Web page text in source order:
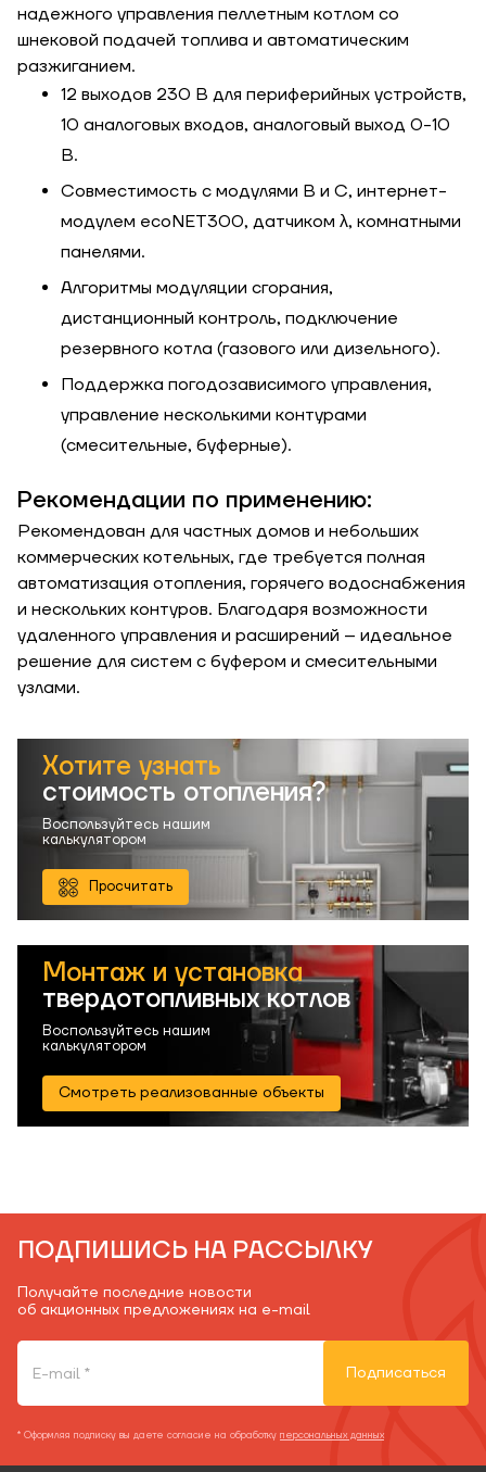
надежного управления пеллетным котлом со
шнековой подачей топлива и автоматическим
разжиганием.
12 выходов 230 В для периферийных устройств,
10 аналоговых входов, аналоговый выход 0-10
В.
Совместимость с модулями B и C, интернет-
модулем ecoNET300, датчиком λ, комнатными
панелями.
Алгоритмы модуляции сгорания,
дистанционный контроль, подключение
резервного котла (газового или дизельного).
Поддержка погодозависимого управления,
управление несколькими контурами
(смесительные, буферные).
Рекомендации по применению:
Рекомендован для частных домов и небольших
коммерческих котельных, где требуется полная
автоматизация отопления, горячего водоснабжения
и нескольких контуров. Благодаря возможности
удаленного управления и расширений – идеальное
решение для систем с буфером и смесительными
узлами.
Хотите узнать
стоимость отопления?
Воспользуйтесь нашим
калькулятором
Просчитать
Монтаж и установка
твердотопливных котлов
Воспользуйтесь нашим
калькулятором
Смотреть реализованные объекты
ПОДПИШИСЬ НА РАССЫЛКУ
Получайте последние новости
об акционных предложениях на e-mail
Подписаться
* Оформляя подписку вы даете согласие на обработку персональных данных
Ширина, м
Длина, м
Степень
утепления, Вт/м
кв
Гарно утеплений, 55
Необходимая